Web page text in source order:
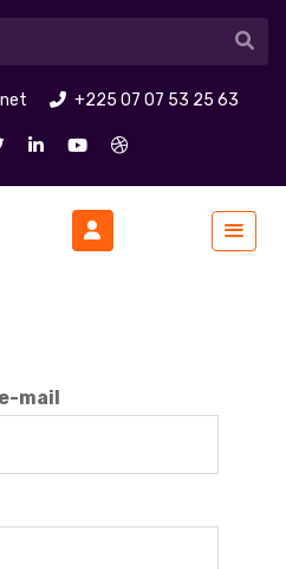
+225 07 07 53 25 63
mail